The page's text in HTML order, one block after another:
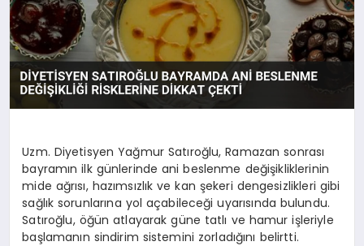
TEKNOLOJI
Uzm. Diyetisyen Yağmur Satıroğlu, Ramazan sonrası
bayramın ilk günlerinde ani beslenme değişikliklerinin
mide ağrısı, hazımsızlık ve kan şekeri dengesizlikleri gibi
sağlık sorunlarına yol açabileceği uyarısında bulundu.
Satıroğlu, öğün atlayarak güne tatlı ve hamur işleriyle
başlamanın sindirim sistemini zorladığını belirtti.